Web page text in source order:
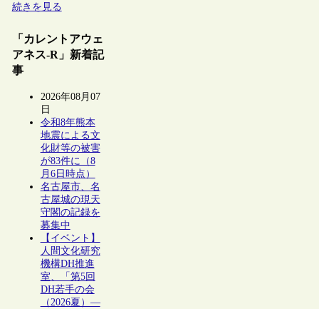
続きを見る
「カレントアウェ
アネス-R」新着記
事
2026年08月07
日
令和8年熊本
地震による文
化財等の被害
が83件に（8
月6日時点）
名古屋市、名
古屋城の現天
守閣の記録を
募集中
【イベント】
人間文化研究
機構DH推進
室、「第5回
DH若手の会
（2026夏）―